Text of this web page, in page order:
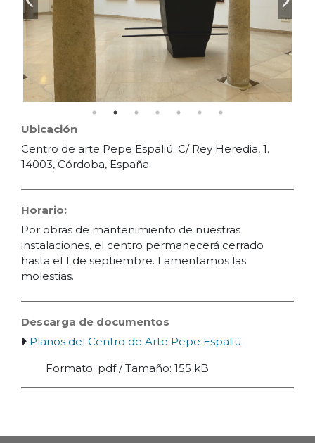
Ubicación
Centro de arte Pepe Espaliú. C/ Rey Heredia, 1.
14003, Córdoba, España
Horario:
Por obras de mantenimiento de nuestras
instalaciones, el centro permanecerá cerrado
hasta el 1 de septiembre. Lamentamos las
molestias.
Descarga de documentos
Planos del Centro de Arte Pepe Espaliú
Formato: pdf / Tamaño: 155 kB